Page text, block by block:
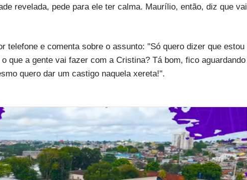
revelada, pede para ele ter calma. Maurílio, então, diz que vai
telefone e comenta sobre o assunto: "Só quero dizer que estou
que a gente vai fazer com a Cristina? Tá bom, fico aguardando
quero dar um castigo naquela xereta!".